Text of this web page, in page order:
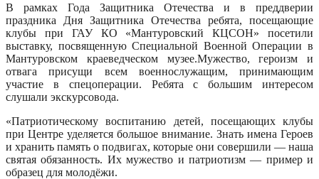
В рамках Года Защитника Отечества и в преддверии
праздника Дня Защитника Отечества ребята, посещающие
клубы при ГАУ КО «Мантуровский КЦСОН» посетили
выставку, посвященную Специальной Военной Операции в
Мантуровском краеведческом музее.Мужество, героизм и
отвага присущи всем военнослужащим, принимающим
участие в спецоперации. Ребята с большим интересом
слушали экскурсовода.
«Патриотическому воспитанию детей, посещающих клубы
при Центре уделяется большое внимание. Знать имена Героев
и хранить память о подвигах, которые они совершили — наша
святая обязанность. Их мужество и патриотизм — пример и
образец для молодёжи.